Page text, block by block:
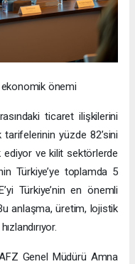
ekonomik önemi
ticaret ilişkilerini
yüzde 82’sini
ediyor ve kilit sektörlerde
Türkiye’ye toplamda 5
Türkiye’nin en önemli
anlaşma, üretim, lojistik
Genel Müdürü Amna